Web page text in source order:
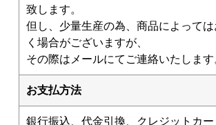
致します。
但し、少量生産の為、商品によって
く場合がございますが、
その際はメールにてご連絡いたします
お支払方法
銀行振込、代金引換、クレジットカ